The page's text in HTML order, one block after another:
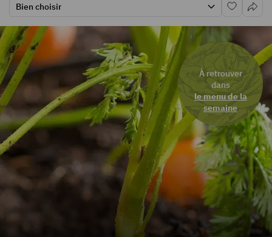
Bien choisir
À retrouver
dans
le menu de la
semaine